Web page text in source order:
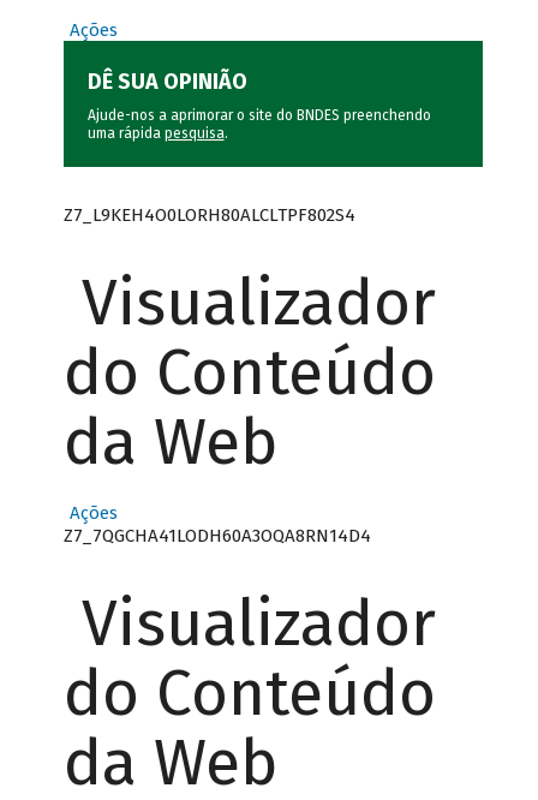
Ações
DÊ SUA OPINIÃO
Ajude-nos a aprimorar o site do BNDES preenchendo
uma rápida pesquisa.
Z7_L9KEH4O0LORH80ALCLTPF802S4
Visualizador
do Conteúdo
da Web
Ações
Z7_7QGCHA41LODH60A3OQA8RN14D4
Visualizador
do Conteúdo
da Web